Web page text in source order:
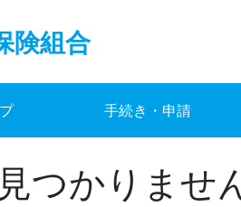
険組合
手続き・申請
つかりませ